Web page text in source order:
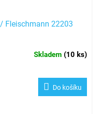
Fleischmann 22203
Skladem (10 ks)
Do košíku